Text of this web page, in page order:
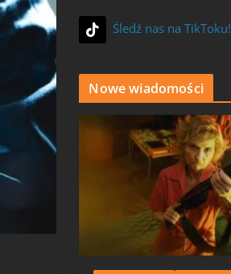
Śledź nas na TikToku!
Nowe wiadomości